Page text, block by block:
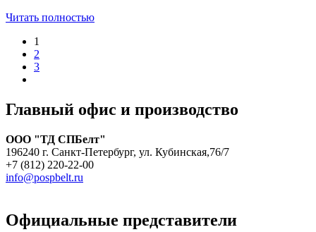
Читать полностью
1
2
3
Главный офис и производство
ООО "ТД СПБелт"
196240 г. Санкт-Петербург, ул. Кубинская,76/7
+7 (812) 220-22-00
info@pospbelt.ru
Официальные представители